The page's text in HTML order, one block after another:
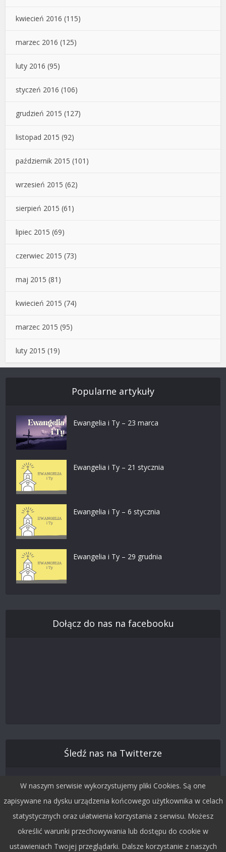
kwiecień 2016 (115)
marzec 2016 (125)
luty 2016 (95)
styczeń 2016 (106)
grudzień 2015 (127)
listopad 2015 (92)
październik 2015 (101)
wrzesień 2015 (62)
sierpień 2015 (61)
lipiec 2015 (69)
czerwiec 2015 (73)
maj 2015 (81)
kwiecień 2015 (74)
marzec 2015 (95)
luty 2015 (19)
Popularne artykuły
Ewangelia i Ty – 23 marca
Ewangelia i Ty – 21 stycznia
Ewangelia i Ty – 6 stycznia
Ewangelia i Ty – 29 grudnia
Dołącz do nas na facebooku
Śledź nas na Twitterze
W naszym serwisie wykorzystujemy pliki Cookies. Są one
zapisywane na dysku urządzenia końcowego użytkownika w celach
statystycznych oraz ułatwienia korzystania z serwisu. Możesz
określić warunki przechowywania lub dostępu do cookie w
ustawieniach Twojej przeglądarki. Dalsze korzystanie z naszych